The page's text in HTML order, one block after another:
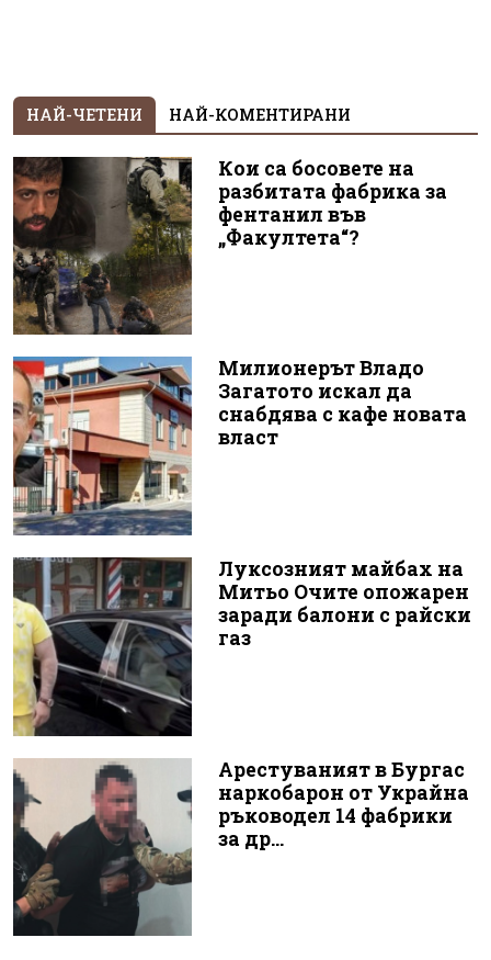
НАЙ-ЧЕТЕНИ НАЙ-КОМЕНТИРАНИ
Кои са босовете на
разбитата фабрика за
фентанил във
„Факултета“?
Милионерът Владо
Загатото искал да
снабдява с кафе новата
власт
Луксозният майбах на
Митьо Очите опожарен
заради балони с райски
газ
Арестуваният в Бургас
наркобарон от Украйна
ръководел 14 фабрики
за др...